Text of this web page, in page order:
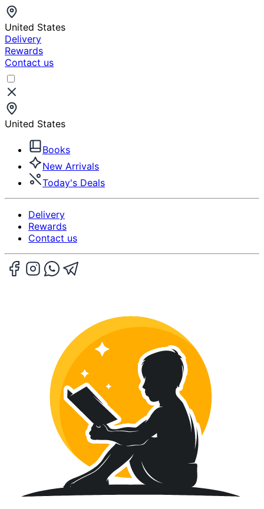
United States
Delivery
Rewards
Contact us
United States
Books
New Arrivals
Today's Deals
Delivery
Rewards
Contact us